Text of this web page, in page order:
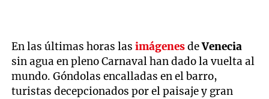
En las últimas horas lasimágenesdeVenecia
sin agua en pleno Carnaval han dado la vuelta al
mundo. Góndolas encalladas en el barro,
turistas decepcionados por el paisaje y gran